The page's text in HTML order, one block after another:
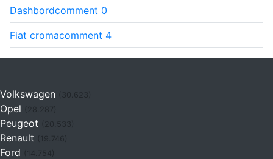
Dashbordcomment 0
Fiat cromacomment 4
Volkswagen (30.623)
Opel
Peugeot
Renault (19.746)
Ford (14.754)